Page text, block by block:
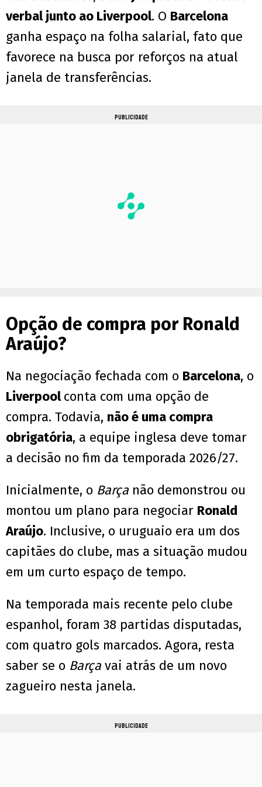
verbal junto ao Liverpool. O Barcelona
ganha espaço na folha salarial, fato que
favorece na busca por reforços na atual
janela de transferências.
PUBLICIDADE
Opção de compra por Ronald
Araújo?
Na negociação fechada com o Barcelona, o
Liverpoolconta com uma opção de
compra. Todavia, não é uma compra
obrigatória, a equipe inglesa deve tomar
a decisão no fim da temporada 2026/27.
Inicialmente, o Barça não demonstrou ou
montou um plano para negociar Ronald
Araújo. Inclusive, o uruguaio era um dos
capitães do clube, mas a situação mudou
em um curto espaço de tempo.
Na temporada mais recente pelo clube
espanhol, foram 38 partidas disputadas,
com quatro gols marcados. Agora, resta
saber se o Barça vai atrás de um novo
zagueiro nesta janela.
PUBLICIDADE